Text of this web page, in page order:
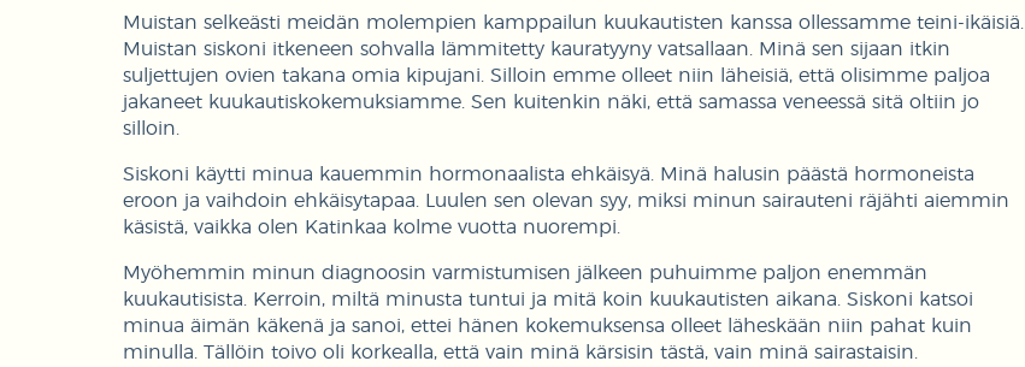
Muistan selkeästi meidän molempien kamppailun kuukautisten kanssa ollessamme teini-ikäisiä.
Muistan siskoni itkeneen sohvalla lämmitetty kauratyyny vatsallaan. Minä sen sijaan itkin
suljettujen ovien takana omia kipujani. Silloin emme olleet niin läheisiä, että olisimme paljoa
jakaneet kuukautiskokemuksiamme. Sen kuitenkin näki, että samassa veneessä sitä oltiin jo
silloin.
Siskoni käytti minua kauemmin hormonaalista ehkäisyä. Minä halusin päästä hormoneista
eroon ja vaihdoin ehkäisytapaa. Luulen sen olevan syy, miksi minun sairauteni räjähti aiemmin
käsistä, vaikka olen Katinkaa kolme vuotta nuorempi.
Myöhemmin minun diagnoosin varmistumisen jälkeen puhuimme paljon enemmän
kuukautisista. Kerroin, miltä minusta tuntui ja mitä koin kuukautisten aikana. Siskoni katsoi
minua äimän käkenä ja sanoi, ettei hänen kokemuksensa olleet läheskään niin pahat kuin
minulla. Tällöin toivo oli korkealla, että vain minä kärsisin tästä, vain minä sairastaisin.